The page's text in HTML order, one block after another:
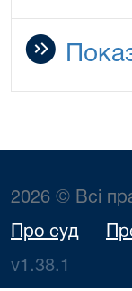
2026 © Всі
Про суд
v1.38.1